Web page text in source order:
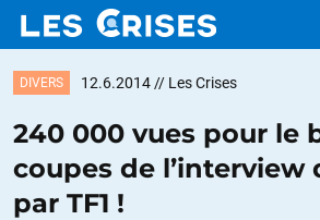
DIVERS 12.6.2014 // Les Crises
240 000 vues pour le
coupes de l’interview
par TF1 !